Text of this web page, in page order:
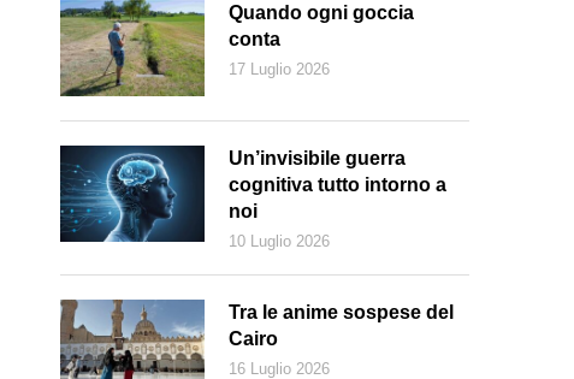
Quando ogni goccia
conta
17 Luglio 2026
Un’invisibile guerra
cognitiva tutto intorno a
noi
10 Luglio 2026
Tra le anime sospese del
Cairo
16 Luglio 2026